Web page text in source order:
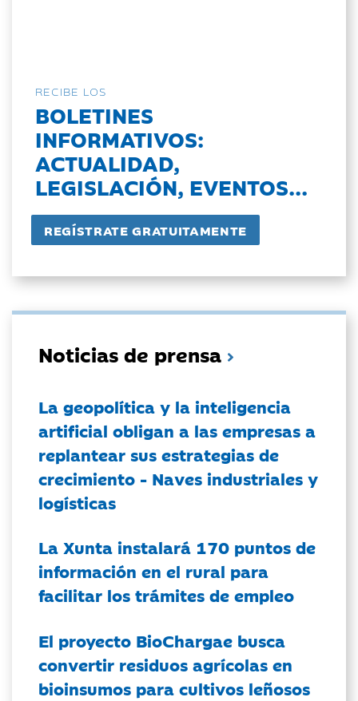
RECIBE LOS
BOLETINES
INFORMATIVOS:
ACTUALIDAD,
LEGISLACIÓN, EVENTOS...
Noticias de prensa
La geopolítica y la inteligencia
artificial obligan a las empresas a
replantear sus estrategias de
crecimiento - Naves industriales y
logísticas
La Xunta instalará 170 puntos de
información en el rural para
facilitar los trámites de empleo
El proyecto BioChargae busca
convertir residuos agrícolas en
bioinsumos para cultivos leñosos